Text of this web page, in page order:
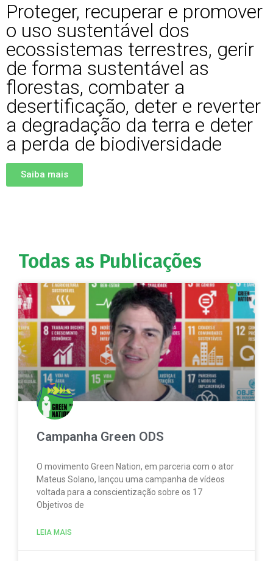
Proteger, recuperar e promover
o uso sustentável dos
ecossistemas terrestres, gerir
de forma sustentável as
florestas, combater a
desertificação, deter e reverter
a degradação da terra e deter
a perda de biodiversidade
Saiba mais
Todas as Publicações
Campanha Green ODS
O movimento Green Nation, em parceria com o ator
Mateus Solano, lançou uma campanha de vídeos
voltada para a conscientização sobre os 17
Objetivos de
LEIA MAIS